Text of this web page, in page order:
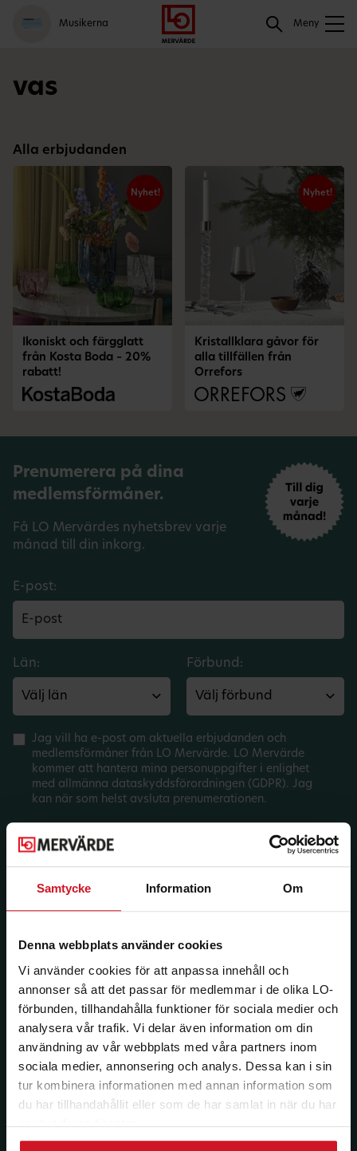
Samtycke Information Om
Denna webbplats använder cookies
Vi använder cookies för att anpassa innehåll och
annonser så att det passar för medlemmar i de olika LO-
förbunden, tillhandahålla funktioner för sociala medier och
analysera vår trafik. Vi delar även information om din
användning av vår webbplats med våra partners inom
sociala medier, annonsering och analys. Dessa kan i sin
tur kombinera informationen med annan information som
du har tillhandahållit eller som de har samlat in när du har
använt deras tjänster.
Gå
till
meny
Logga
in
Hoppa
till
innehåll
Musikerna Meny
Sök
vas
Alla erbjudanden
Nyhet!
Ikoniskt och färgglatt
från Kosta Boda – 20%
rabatt!
Nyhet!
Kristallklara gåvor för
alla tillfällen från
Orrefors
Prenumerera på dina
medlemsförmåner.
Få LO Mervärdes nyhetsbrev varje
månad till din inkorg.
E-post:
Län: Förbund:
Jag vill ha e-post om aktuella erbjudanden och
medlemsförmåner från LO Mervärde. LO Mervärde
kommer att hantera mina personuppgifter i enlighet
med allmänna dataskyddsförordningen (GDPR). Jag
kan när som helst avsluta prenumerationen.